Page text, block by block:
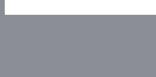
Eigentlichkeit